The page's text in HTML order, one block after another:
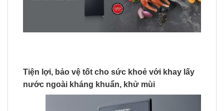
Tiện lợi, bảo vệ tốt cho sức khoẻ với khay lấy
nước ngoài kháng khuẩn, khử mùi